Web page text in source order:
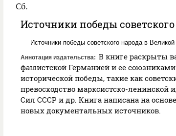
Сб.
Источники победы
Источники победы советского народа в
Аннотация издательства
В книге раскрыты
фашистской Германией и ее
исторической победы, такие как
превосходство марксистско-ленинской
Сил СССР и др. Книга написана на
новых документальных источников.